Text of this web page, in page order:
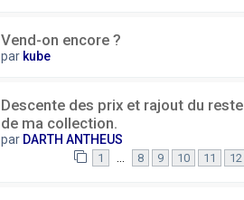
Vend-on encore ?
par kube
Descente des prix et rajout du reste
de ma collection.
par DARTH ANTHEUS
1 … 8 9 10 11 12